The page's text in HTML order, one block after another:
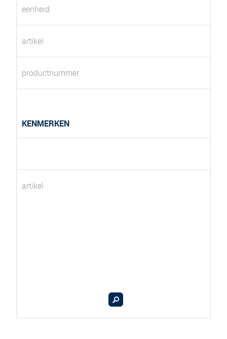
eenheid
artikel
productnummer
KENMERKEN
artikel